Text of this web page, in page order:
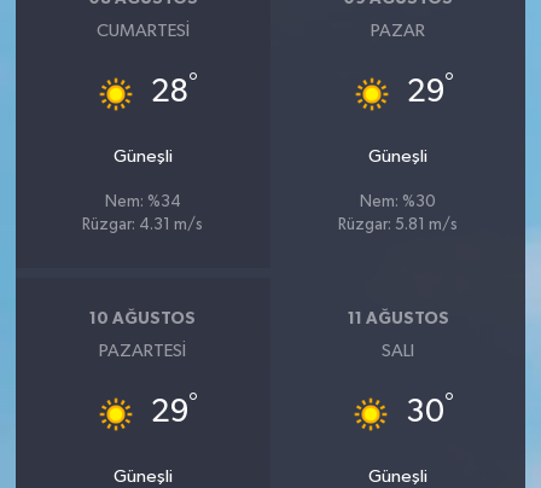
CUMARTESI
28°
Güneşli
Nem: %34
Rüzgar: 4.31 m/s
PAZAR
29°
Güneşli
Nem: %30
Rüzgar: 5.81 m/s
10 AĞUSTOS
PAZARTESI
29°
Güneşli
11 AĞUSTOS
SALI
30°
Güneşli